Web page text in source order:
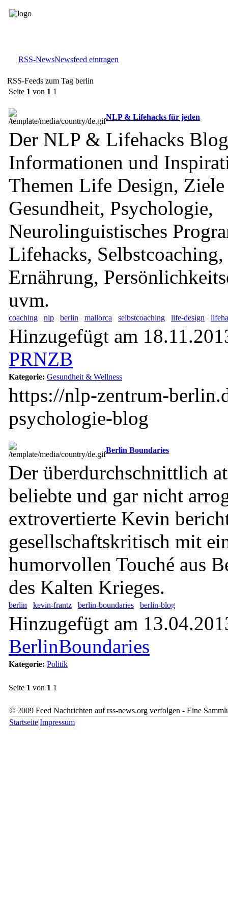
RSS-NewsNewsfeed eintragen
RSS-Feeds zum Tag berlin
Seite 1 von 1 1
NLP & Lifehacks für jeden
Der NLP & Lifehacks
Informationen und
Themen Life Design,
Gesundheit, Psychologie,
Neurolinguistisches
Lifehacks,
Ernährung,
uvm.
coaching nlp berlin mallorca selbstcoaching life-design
Hinzugefügt am
PRNZB
Kategorie: Gesundheit & Wellness
https://nlp-zentrum-
psychologie-blog
Berlin Boundaries
Der überdurchschnittlich
beliebte und gar nicht
extrovertierte Kevin
gesellschaftskritisch mit
humorvollen Touché aus
des Kalten Krieges.
berlin kevin-frantz berlin-boundaries berlin-blog
Hinzugefügt am
BerlinBoundaries
Kategorie: Politik
Seite 1 von 1 1
© 2009 Feed Nachrichten auf rss-news.org verfolgen - Eine
Startseite|Impressum